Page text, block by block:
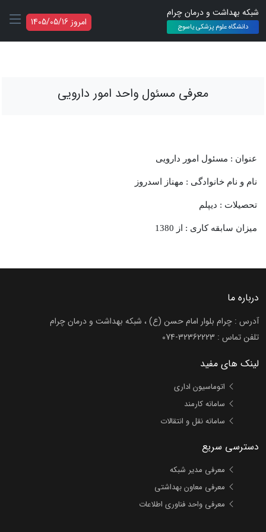
شبکه بهداشت و درمان چرام
دانشگاه علوم پزشکی یاسوج امروز 1405/05/16
معرفی مسئول واحد امور دارویی
عنوان : مسئول امور دارویی
نام و نام خانوادگی : مهناز اسدروز
تحصیلات : دیپلم
میزان سابقه کاری : از 1380
درباره ما
آدرس : چرام بلوار امام حسن (ع) ، شبکه بهداشت و درمان چرام
تلفن تماس : 074-32362223
لینک های مفید
اتوماسیون اداری
سامانه کارمند
سامانه نقل و انتقالات
دسترسی سریع
معرفی مدیر شبکه
معرفی معاون بهداشتی
معرفی واحد فناوری اطلاعات